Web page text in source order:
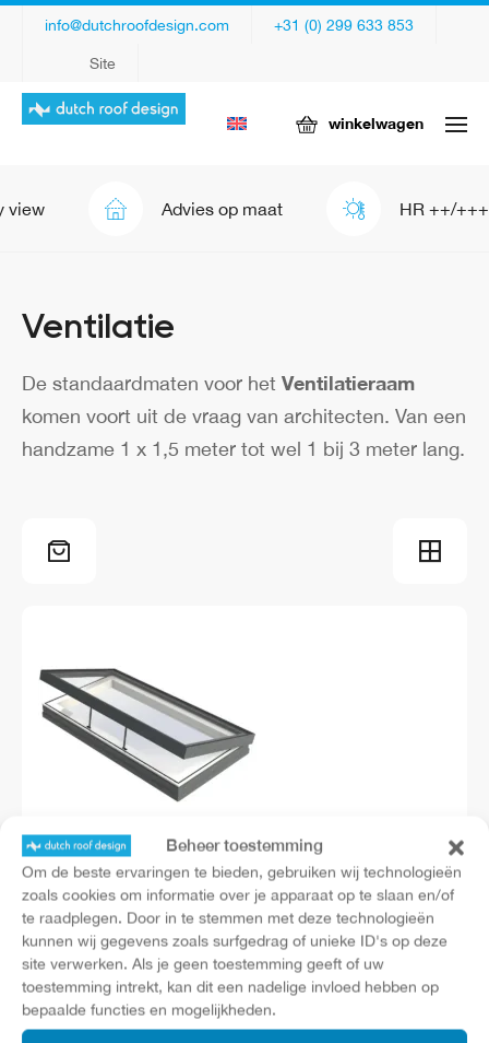
Beheer toestemming
Om de beste ervaringen te bieden, gebruiken wij technologieën
zoals cookies om informatie over je apparaat op te slaan en/of
te raadplegen. Door in te stemmen met deze technologieën
kunnen wij gegevens zoals surfgedrag of unieke ID's op deze
site verwerken. Als je geen toestemming geeft of uw
toestemming intrekt, kan dit een nadelige invloed hebben op
bepaalde functies en mogelijkheden.
info@dutchroofdesign.com +31 (0) 299 633 853
Site
winkelwagen
view Advies op maat HR ++/+++
Ventilatie
De standaardmaten voor het Ventilatieraam
komen voort uit de vraag van architecten. Van een
handzame 1 x 1,5 meter tot wel 1 bij 3 meter lang.
Ventilatieraam
vanaf€2.495,00 (excl. BTW)